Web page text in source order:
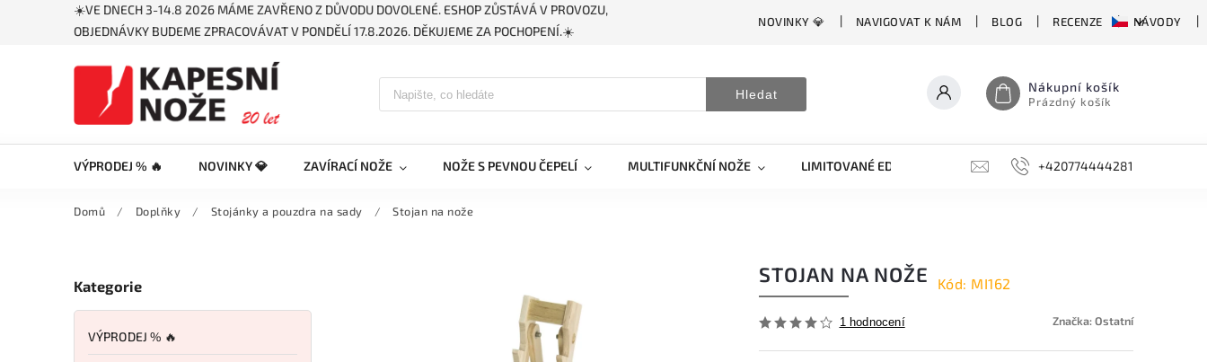
☀️VE DNECH 3-14.8 2026 MÁME ZAVŘENO Z DŮVODU DOVOLENÉ. ESHOP ZŮSTÁVÁ V PROVOZU,
OBJEDNÁVKY BUDEME ZPRACOVÁVAT V PONDĚLÍ 17.8.2026. DĚKUJEME ZA POCHOPENÍ.☀️
NOVINKY 💎 NAVIGOVAT K NÁM BLOG RECENZE NÁVODY
Hledat Nákupní košík
Prázdný košík
VÝPRODEJ % 🔥 NOVINKY 💎 ZAVÍRACÍ NOŽE NOŽE S PEVNOU ČEPELÍ MULTIFUNKČNÍ NOŽE LIMITOVANÉ EDICE BROUSKY, BRUSKY, OCÍLKY
+420774444281
Domů / Doplňky / Stojánky a pouzdra na sady / Stojan na nože
Kategorie
VÝPRODEJ % 🔥
STOJAN NA NOŽE Kód: MI162
1 hodnocení Značka:Ostatní